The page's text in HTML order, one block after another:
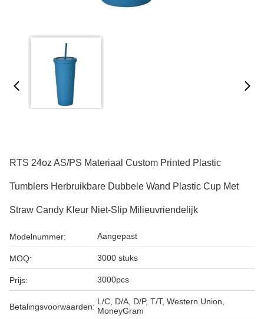
RTS 24oz AS/PS Materiaal Custom Printed Plastic
Tumblers Herbruikbare Dubbele Wand Plastic Cup Met
Straw Candy Kleur Niet-Slip Milieuvriendelijk
Modelnummer: Aangepast
MOQ: 3000 stuks
Prijs: 3000pcs
Betalingsvoorwaarden:
L/C, D/A, D/P, T/T, Western Union,
MoneyGram